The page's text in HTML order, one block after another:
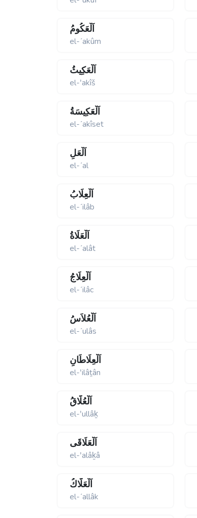
اَلْعَكُومُ
el-ʹakûm
اَلْعَكِيثُ
el-ʹakîš
اَلْعَكِيسَةُ
el-ʹakîset
اَلْعَلِ
el-ʹal
اَلْعِلَابُ
el-ʹilâb
اَلْعَلَاةُ
el-ʹalât
اَلْعِلَاجُ
el-ʹilâc
اَلْعُلاَسُ
el-ʹulâs
اَلْعِلَاطَانِ
el-ʹilâṯân
اَلْعُلَّاقُ
el-ʹullâḵ
اَلْعَلَاقَى
el-ʹalâḵâ
اَلْعَلَّاكُ
el-ʹallâk